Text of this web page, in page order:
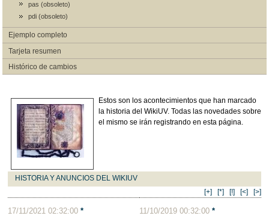
pas (obsoleto)
pdi (obsoleto)
Ejemplo completo
Tarjeta resumen
Histórico de cambios
Estos son los acontecimientos que han marcado
la historia del WikiUV. Todas las novedades sobre
el mismo se irán registrando en esta página.
HISTORIA Y ANUNCIOS DEL WIKIUV
[+]
[*] [!] [<] [>]
17/11/2021 02:32:00 *
11/10/2019 00:32:00*